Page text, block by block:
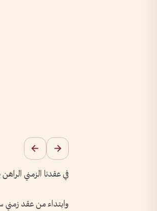
في عقدنا الزمني
وابتداء من عقد زمني